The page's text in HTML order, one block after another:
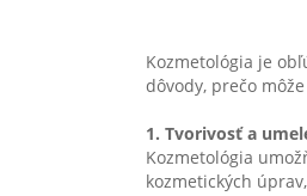
Kozmetológia je
dôvody, prečo
1. Tvorivosť a
Kozmetológia
kozmetických